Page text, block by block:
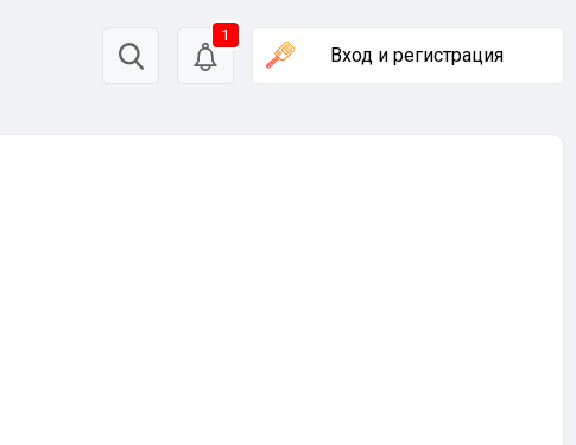
1
Вход и регистрация